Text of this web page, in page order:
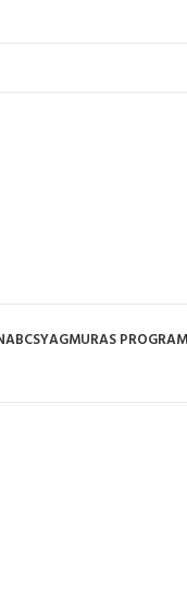
BCSYAGMURAS PROGRAM